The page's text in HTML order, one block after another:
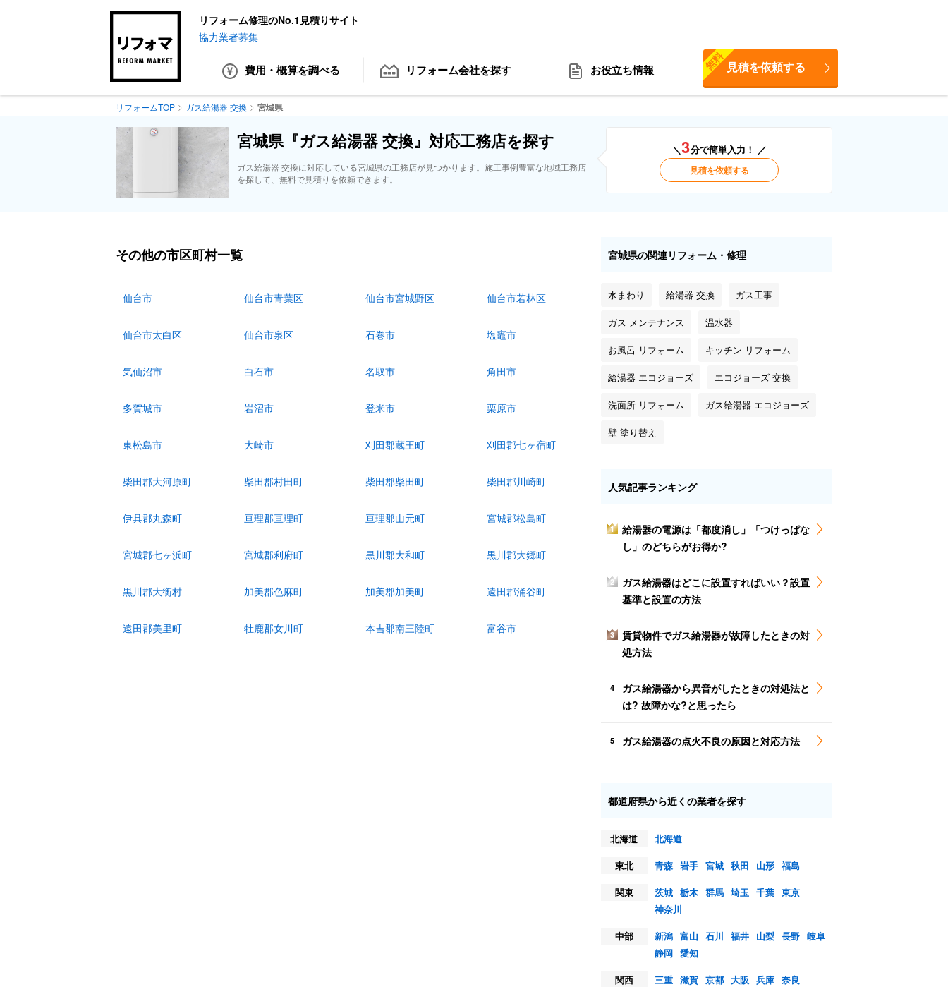
リフォーム修理のNo.1見積りサイト
協力業者募集
費用・概算を調べる リフォーム会社を探す お役立ち情報 見積を依頼する
無料
リフォームTOP ガス給湯器 交換 宮城県
宮城県『ガス給湯器 交換』対応工務店を探す
ガス給湯器 交換に対応している宮城県の工務店が見つかります。施工事例豊富な地域工務店
を探して、無料で見積りを依頼できます。
＼3分で簡単入力！ ／
見積を依頼する
その他の市区町村一覧
仙台市 仙台市青葉区 仙台市宮城野区 仙台市若林区
仙台市太白区 仙台市泉区 石巻市 塩竈市
気仙沼市 白石市 名取市 角田市
多賀城市 岩沼市 登米市 栗原市
東松島市 大崎市 刈田郡蔵王町 刈田郡七ヶ宿町
柴田郡大河原町 柴田郡村田町 柴田郡柴田町 柴田郡川崎町
伊具郡丸森町 亘理郡亘理町 亘理郡山元町 宮城郡松島町
宮城郡七ヶ浜町 宮城郡利府町 黒川郡大和町 黒川郡大郷町
黒川郡大衡村 加美郡色麻町 加美郡加美町 遠田郡涌谷町
遠田郡美里町 牡鹿郡女川町 本吉郡南三陸町 富谷市
宮城県の関連リフォーム・修理
水まわり 給湯器 交換 ガス工事
ガス メンテナンス 温水器
お風呂 リフォーム キッチン リフォーム
給湯器 エコジョーズ エコジョーズ 交換
洗面所 リフォーム ガス給湯器 エコジョーズ
壁 塗り替え
人気記事ランキング
1
給湯器の電源は「都度消し」「つけっぱな
し」のどちらがお得か?
2
ガス給湯器はどこに設置すればいい？設置
基準と設置の方法
3
賃貸物件でガス給湯器が故障したときの対
処方法
4
ガス給湯器から異音がしたときの対処法と
は? 故障かな?と思ったら
5 ガス給湯器の点火不良の原因と対応方法
都道府県から近くの業者を探す
北海道
北海道
東北
青森 岩手 宮城 秋田 山形 福島
関東
茨城 栃木 群馬 埼玉 千葉 東京
神奈川
中部
新潟 富山 石川 福井 山梨 長野 岐阜
静岡 愛知
関西
三重 滋賀 京都 大阪 兵庫 奈良